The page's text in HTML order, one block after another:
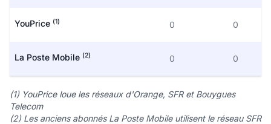
YouPrice (1) 0 0
La Poste Mobile (2) 0 0
(1) YouPrice loue les réseaux d'Orange, SFR et Bouygues
Telecom
(2) Les anciens abonnés La Poste Mobile utilisent le réseau SFR